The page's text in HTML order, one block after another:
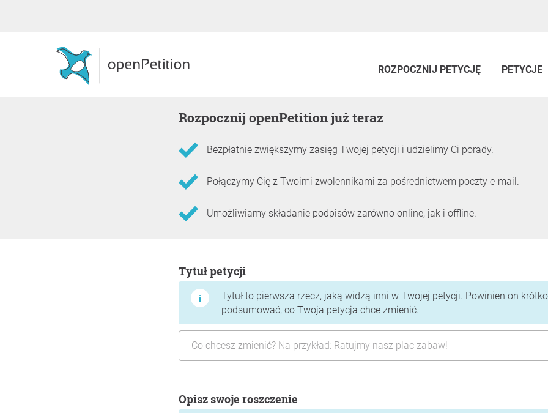
ROZPOCZNIJ PETYCJĘ PETYCJE
Rozpocznij openPetition już teraz
Bezpłatnie zwiększymy zasięg Twojej petycji i udzielimy Ci porady.
Połączymy Cię z Twoimi zwolennikami za pośrednictwem poczty e-mail.
Umożliwiamy składanie podpisów zarówno online, jak i offline.
Tytuł petycji
Tytuł to pierwsza rzecz, jaką widzą inni w Twojej petycji. Powinien on
podsumować, co Twoja petycja chce zmienić.
Opisz swoje roszczenie